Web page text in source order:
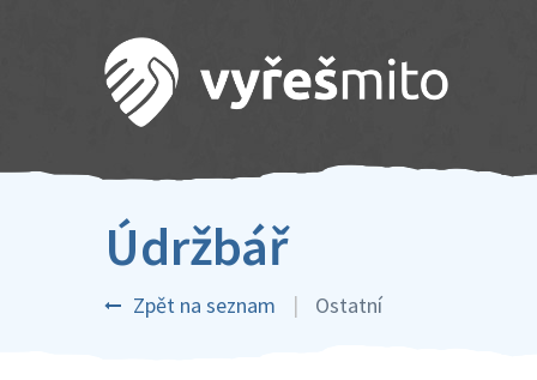
Údržbář
Zpět na seznam Ostatní